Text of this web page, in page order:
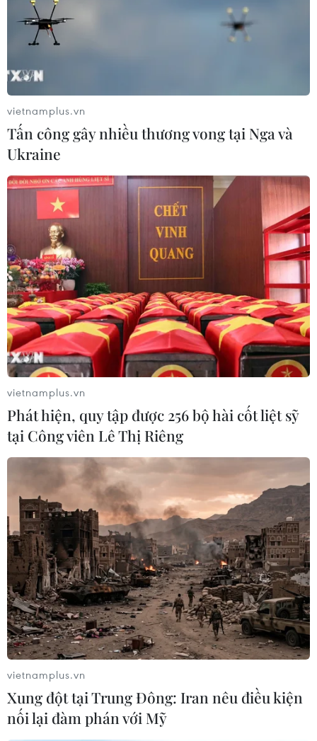
địa bàn, chính quyền địa phương và ngành Y tế tỉnh
Hòa Bình đã khẩn trương điều tra, truy vết, lấy mẫu và
cách ly tập trung 10 trường hợp F1.
vietnamplus.vn
Tấn công gây nhiều thương vong tại Nga và
Ukraine
vietnamplus.vn
Phát hiện, quy tập được 256 bộ hài cốt liệt sỹ
tại Công viên Lê Thị Riêng
vietnamplus.vn
Xung đột tại Trung Đông: Iran nêu điều kiện
nối lại đàm phán với Mỹ